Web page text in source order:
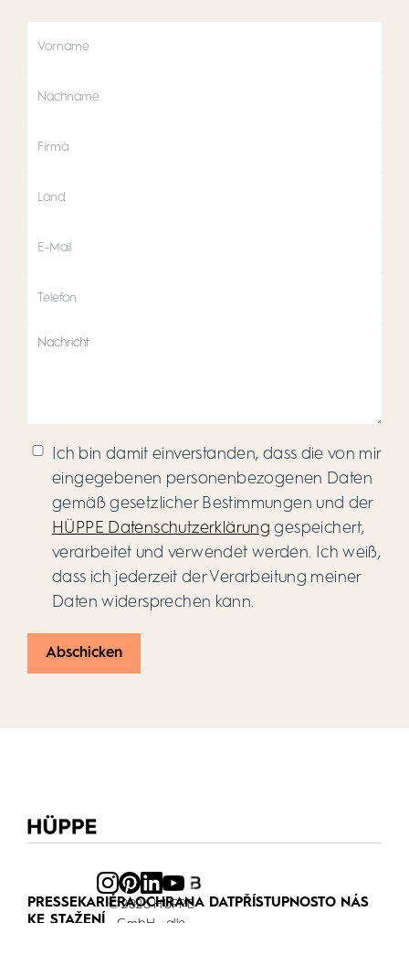
Ich bin damit einverstanden, dass die von mir
eingegebenen personenbezogenen Daten
gemäß gesetzlicher Bestimmungen und der
HÜPPE Datenschutzerklärung gespeichert,
verarbeitet und verwendet werden. Ich weiß,
dass ich jederzeit der Verarbeitung meiner
Daten widersprechen kann.
PRESSEKARIÉRAOCHRANA DATPŘÍSTUPNOSTO NÁS
KE STAŽENÍ
© 2026 HÜPPE
GmbH - alle